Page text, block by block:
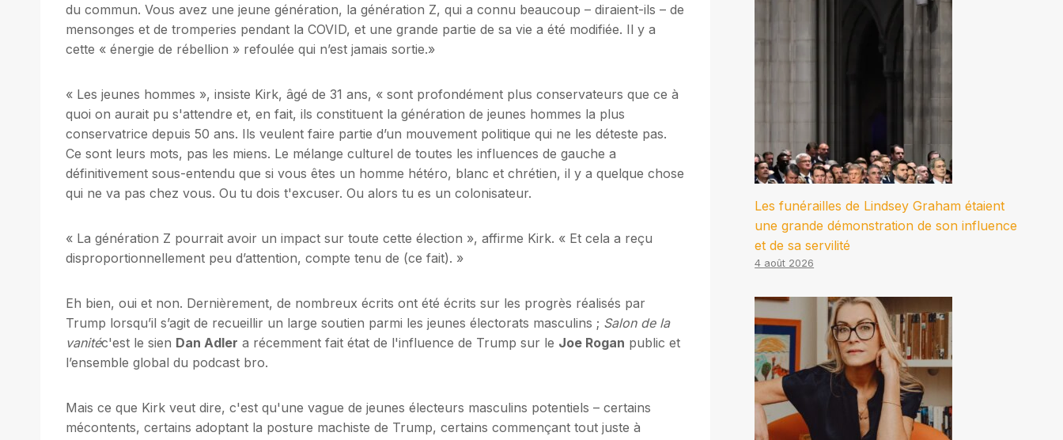
du commun. Vous avez une jeune génération, la génération Z, qui a connu beaucoup – diraient-ils – de
mensonges et de tromperies pendant la COVID, et une grande partie de sa vie a été modifiée. Il y a
cette « énergie de rébellion » refoulée qui n’est jamais sortie.»
« Les jeunes hommes », insiste Kirk, âgé de 31 ans, « sont profondément plus conservateurs que ce à
quoi on aurait pu s'attendre et, en fait, ils constituent la génération de jeunes hommes la plus
conservatrice depuis 50 ans. Ils veulent faire partie d’un mouvement politique qui ne les déteste pas.
Ce sont leurs mots, pas les miens. Le mélange culturel de toutes les influences de gauche a
définitivement sous-entendu que si vous êtes un homme hétéro, blanc et chrétien, il y a quelque chose
qui ne va pas chez vous. Ou tu dois t'excuser. Ou alors tu es un colonisateur.
« La génération Z pourrait avoir un impact sur toute cette élection », affirme Kirk. « Et cela a reçu
disproportionnellement peu d’attention, compte tenu de (ce fait). »
Eh bien, oui et non. Dernièrement, de nombreux écrits ont été écrits sur les progrès réalisés par
Trump lorsqu’il s’agit de recueillir un large soutien parmi les jeunes électorats masculins ; Salon de la
vanitéc'est le sien Dan Adler a récemment fait état de l'influence de Trump sur le Joe Rogan public et
l’ensemble global du podcast bro.
Mais ce que Kirk veut dire, c'est qu'une vague de jeunes électeurs masculins potentiels – certains
mécontents, certains adoptant la posture machiste de Trump, certains commençant tout juste à
Les funérailles de Lindsey Graham étaient
une grande démonstration de son influence
et de sa servilité
4 août 2026